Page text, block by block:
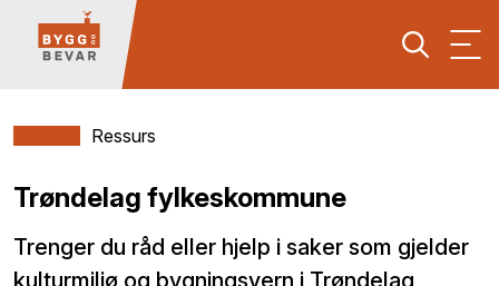
Ressurs
Trøndelag fylkeskommune
Trenger du råd eller hjelp i saker som gjelder
kulturmiljø og bygningsvern i Trøndelag